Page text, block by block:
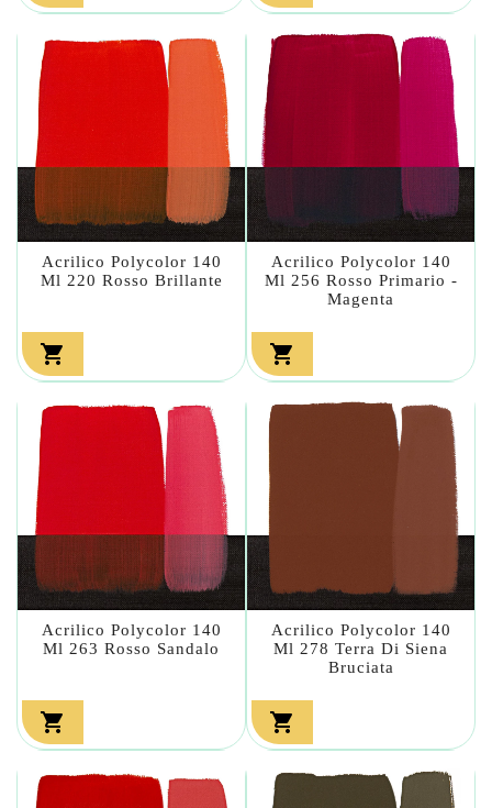
Acrilico Polycolor 140
Ml 220 Rosso Brillante

Acrilico Polycolor 140
Ml 256 Rosso Primario -
Magenta

Acrilico Polycolor 140
Ml 263 Rosso Sandalo

Acrilico Polycolor 140
Ml 278 Terra Di Siena
Bruciata
